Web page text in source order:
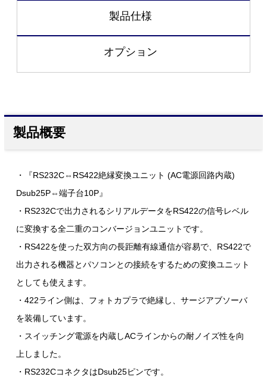
製品仕様
オプション
製品概要
・『RS232C⇔RS422絶縁変換ユニット (AC電源回路内蔵)
Dsub25P⇔端子台10P』
・RS232Cで出力されるシリアルデータをRS422の信号レベル
に変換する全二重のコンバージョンユニットです。
・RS422を使った双方向の長距離有線通信が容易で、RS422で
出力される機器とパソコンとの接続をするための変換ユニット
としても使えます。
・422ライン側は、フォトカプラで絶縁し、サージアブソーバ
を装備しています。
・スイッチング電源を内蔵しACラインからの耐ノイズ性を向
上しました。
・RS232CコネクタはDsub25ピンです。